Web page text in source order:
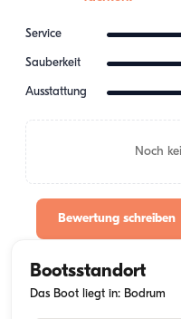
Service
Sauberkeit
Ausstattung
Noch
Bewertung schreiben
Bootsstandort
Das Boot liegt in: Bodrum